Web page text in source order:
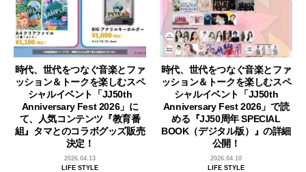
時代、世代をつなぐ音楽とファ
ッション＆トークを楽しむスペ
シャルイベント「JJ50th
Anniversary Fest 2026」に
て、人気コンテンツ『教育番
組』タマとのコラボグッズ販売
決定！
2026.04.13
LIFE STYLE
時代、世代をつなぐ音楽とファ
ッション＆トークを楽しむスペ
シャルイベント「JJ50th
Anniversary Fest 2026」で読
める『JJ50周年 SPECIAL
BOOK（デジタル版）』の詳細
公開！
2026.04.10
LIFE STYLE